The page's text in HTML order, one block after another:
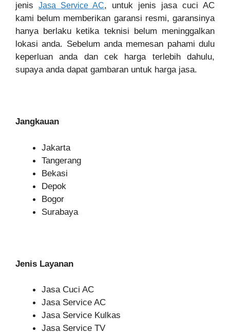
jenis Jasa Service AC, untuk jenis jasa cuci AC
kami belum memberikan garansi resmi, garansinya
hanya berlaku ketika teknisi belum meninggalkan
lokasi anda. Sebelum anda memesan pahami dulu
keperluan anda dan cek harga terlebih dahulu,
supaya anda dapat gambaran untuk harga jasa.
Jangkauan
Jakarta
Tangerang
Bekasi
Depok
Bogor
Surabaya
Jenis Layanan
Jasa Cuci AC
Jasa Service AC
Jasa Service Kulkas
Jasa Service TV